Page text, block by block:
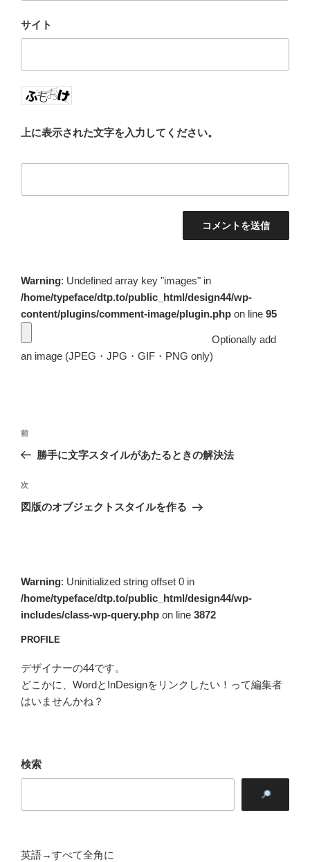
サイト
上に表示された文字を入力してください。
Warning: Undefined array key "images" in
/home/typeface/dtp.to/public_html/design44/wp-
content/plugins/comment-image/plugin.php on line 95
Optionally add
an image (JPEG・JPG・GIF・PNG only)
投
ナ
ビ
ゲ
ン
前
の
稿
前
勝手に文字スタイルがあたるときの解決法
次
の
次
図版のオブジェクトスタイルを作る
Warning: Uninitialized string offset 0 in
/home/typeface/dtp.to/public_html/design44/wp-
includes/class-wp-query.php on line 3872
PROFILE
デザイナーの44です。
どこかに、WordとInDesignをリンクしたい！って編集者
はいませんかね？
検索
英語→すべて全角に